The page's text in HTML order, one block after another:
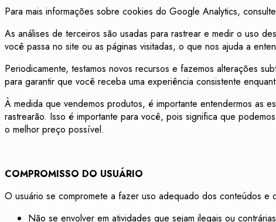
Para mais informações sobre cookies do Google Analytics,
As análises de terceiros são usadas para rastrear e medir o uso
você passa no site ou as páginas visitadas, o que nos ajuda a
Periodicamente, testamos novos recursos e fazemos alterações
para garantir que você receba uma experiência consistente
À medida que vendemos produtos, é importante entendermos as
rastrearão. Isso é importante para você, pois significa que
o melhor preço possível.
COMPROMISSO DO USUÁRIO
O usuário se compromete a fazer uso adequado dos conteúdos e
Não se envolver em atividades que sejam ilegais ou